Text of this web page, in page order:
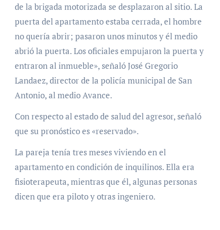
de la brigada motorizada se desplazaron al sitio. La
puerta del apartamento estaba cerrada, el hombre
no quería abrir; pasaron unos minutos y él medio
abrió la puerta. Los oficiales empujaron la puerta y
entraron al inmueble», señaló José Gregorio
Landaez, director de la policía municipal de San
Antonio, al medio Avance.
Con respecto al estado de salud del agresor, señaló
que su pronóstico es «reservado».
La pareja tenía tres meses viviendo en el
apartamento en condición de inquilinos. Ella era
fisioterapeuta, mientras que él, algunas personas
dicen que era piloto y otras ingeniero.